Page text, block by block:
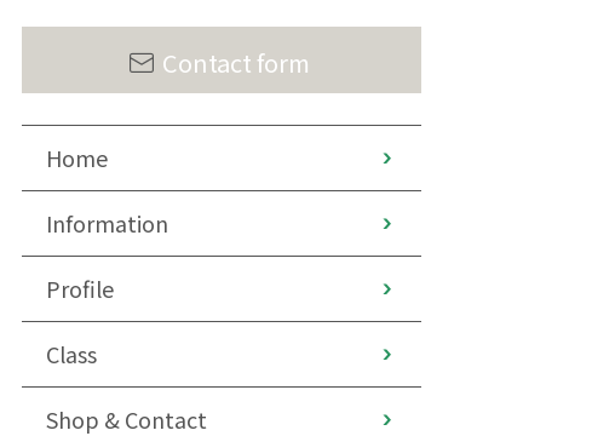
Contact form
Home
Information
Profile
Class
Shop & Contact